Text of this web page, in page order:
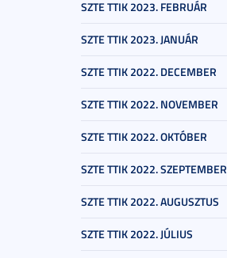
SZTE TTIK 2023. FEBRUÁR
SZTE TTIK 2023. JANUÁR
SZTE TTIK 2022. DECEMBER
SZTE TTIK 2022. NOVEMBER
SZTE TTIK 2022. OKTÓBER
SZTE TTIK 2022. SZEPTEMBER
SZTE TTIK 2022. AUGUSZTUS
SZTE TTIK 2022. JÚLIUS